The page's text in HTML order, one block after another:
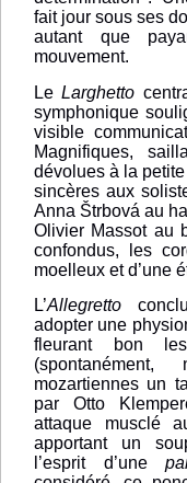
fait jour sous ses
autant que
mouvement.
LeLarghetto
symphonique
visible
Magnifiques,
dévolues à la
sincères aux
Anna Štrbová au
Olivier Massot au
confondus, les
moelleux et d’une
L’Allegretto
adopter une
fleurant bon
mozartiennes un
par Otto
attaque musclé
apportant un
l’esprit d’une